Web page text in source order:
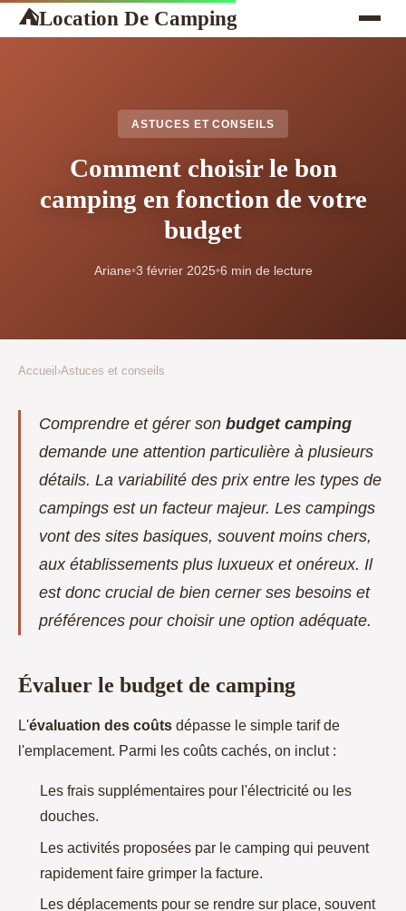
⛺Location De Camping
ASTUCES ET CONSEILS
Comment choisir le bon
camping en fonction de votre
budget
Ariane•3 février 2025•6 min de lecture
Accueil ›Astuces et conseils
Comprendre et gérer son budget camping
demande une attention particulière à plusieurs
détails. La variabilité des prix entre les types de
campings est un facteur majeur. Les campings
vont des sites basiques, souvent moins chers,
aux établissements plus luxueux et onéreux. Il
est donc crucial de bien cerner ses besoins et
préférences pour choisir une option adéquate.
Évaluer le budget de camping
L'évaluation des coûts dépasse le simple tarif de
l'emplacement. Parmi les coûts cachés, on inclut :
Les frais supplémentaires pour l'électricité ou les
douches.
Les activités proposées par le camping qui peuvent
rapidement faire grimper la facture.
Les déplacements pour se rendre sur place, souvent